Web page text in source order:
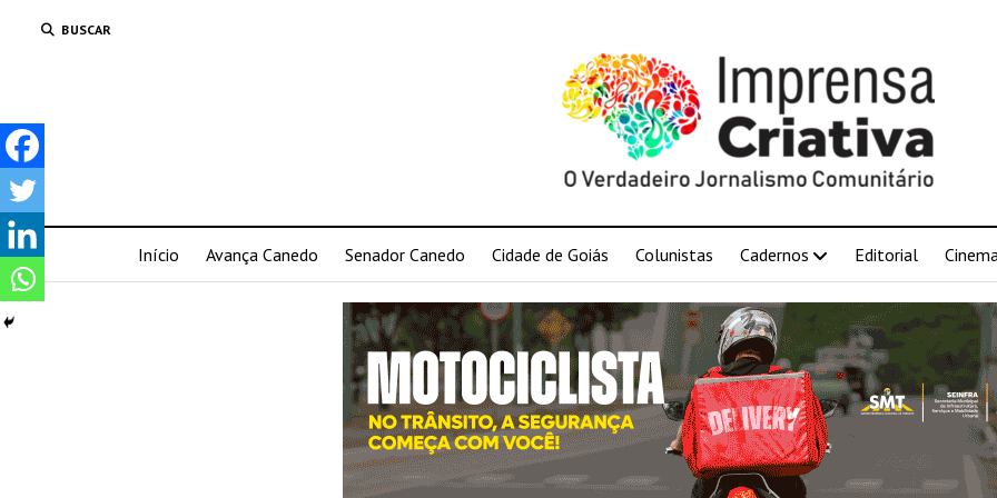
BUSCAR
Início Avança Canedo Senador Canedo Cidade de Goiás Colunistas Cadernos Editorial